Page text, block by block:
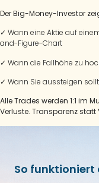
Der Big-Money-Investor
✓ Wann eine Aktie auf
and-Figure-Chart
✓ Wann die Fallhöhe zu
✓ Wann Sie aussteigen
Alle Trades werden 1:1 im
Verluste. Transparenz statt
So